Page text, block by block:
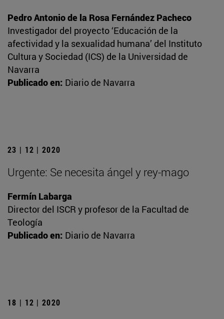
Pedro Antonio de la Rosa Fernández Pacheco
Investigador del proyecto ‘Educación de la
afectividad y la sexualidad humana’ del Instituto
Cultura y Sociedad (ICS) de la Universidad de
Navarra
Publicado en: Diario de Navarra
23 | 12 | 2020
Urgente: Se necesita ángel y rey-mago
Fermín Labarga
Director del ISCR y profesor de la Facultad de
Teología
Publicado en: Diario de Navarra
18 | 12 | 2020